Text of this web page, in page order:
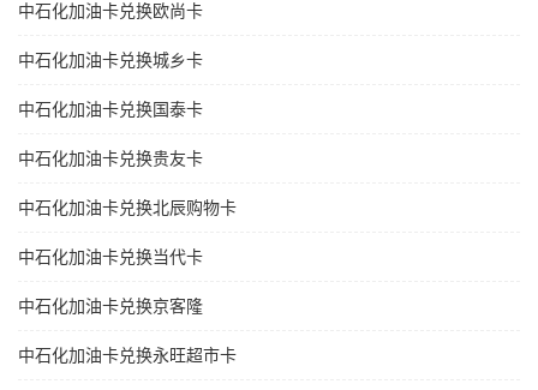
中石化加油卡兑换欧尚卡
中石化加油卡兑换城乡卡
中石化加油卡兑换国泰卡
中石化加油卡兑换贵友卡
中石化加油卡兑换北辰购物卡
中石化加油卡兑换当代卡
中石化加油卡兑换京客隆
中石化加油卡兑换永旺超市卡